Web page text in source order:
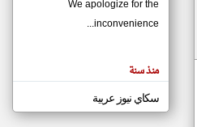
مصادر الأخبار من موريتانيا
اخبار موريتانيا على مدار الساعة
We apologize for the
inconvenience...
منذ سنة
سكاي نيوز عربية
klyoum.com